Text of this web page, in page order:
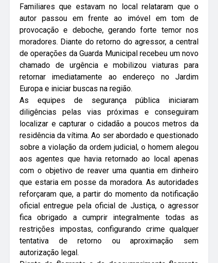
Familiares que estavam no local relataram que o
autor passou em frente ao imóvel em tom de
provocação e deboche, gerando forte temor nos
moradores. Diante do retorno do agressor, a central
de operações da Guarda Municipal recebeu um novo
chamado de urgência e mobilizou viaturas para
retornar imediatamente ao endereço no Jardim
Europa e iniciar buscas na região.
As equipes de segurança pública iniciaram
diligências pelas vias próximas e conseguiram
localizar e capturar o cidadão a poucos metros da
residência da vítima. Ao ser abordado e questionado
sobre a violação da ordem judicial, o homem alegou
aos agentes que havia retornado ao local apenas
com o objetivo de reaver uma quantia em dinheiro
que estaria em posse da moradora. As autoridades
reforçaram que, a partir do momento da notificação
oficial entregue pela oficial de Justiça, o agressor
fica obrigado a cumprir integralmente todas as
restrições impostas, configurando crime qualquer
tentativa de retorno ou aproximação sem
autorização legal.